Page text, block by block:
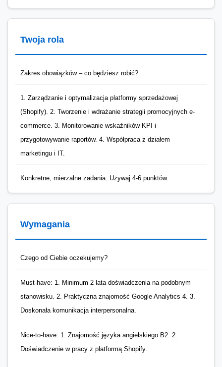
Twoja rola
Zakres obowiązków – co będziesz robić?
1. Zarządzanie i optymalizacja platformy sprzedażowej
(Shopify). 2. Tworzenie i wdrażanie strategii promocyjnych e-
commerce. 3. Monitorowanie wskaźników KPI i
przygotowywanie raportów. 4. Współpraca z działem
marketingu i IT.
Konkretne, mierzalne zadania. Używaj 4-6 punktów.
Wymagania
Czego od Ciebie oczekujemy?
Must-have: 1. Minimum 2 lata doświadczenia na podobnym
stanowisku. 2. Praktyczna znajomość Google Analytics 4. 3.
Doskonała komunikacja interpersonalna.
Nice-to-have: 1. Znajomość języka angielskiego B2. 2.
Doświadczenie w pracy z platformą Shopify.